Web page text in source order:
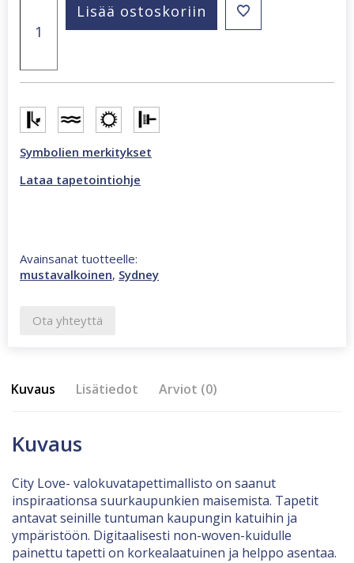
CL71B
määrä
Lisää ostoskoriin
Symbolien merkitykset
Lataa tapetointiohje
Avainsanat tuotteelle:
mustavalkoinen, Sydney
Ota yhteyttä
Kuvaus Lisätiedot Arviot (0)
Kuvaus
City Love- valokuvatapettimallisto on saanut
inspiraationsa suurkaupunkien maisemista. Tapetit
antavat seinille tuntuman kaupungin katuihin ja
ympäristöön. Digitaalisesti non-woven-kuidulle
painettu tapetti on korkealaatuinen ja helppo asentaa.